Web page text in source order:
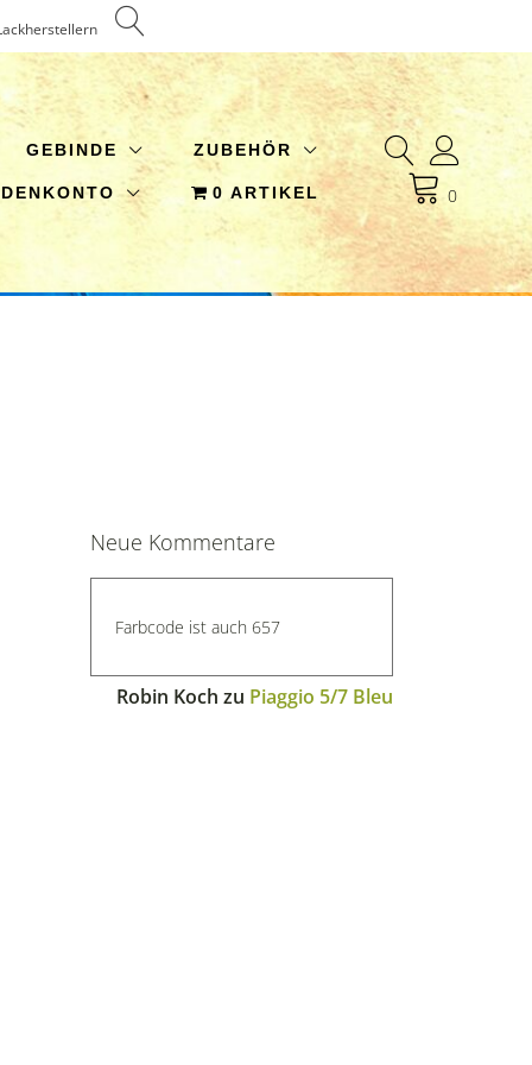
GEBINDE ZUBEHÖR
0 ARTIKEL 0
Neue Kommentare
Farbcode ist auch 657
Robin Koch zu Piaggio 5/7 Bleu